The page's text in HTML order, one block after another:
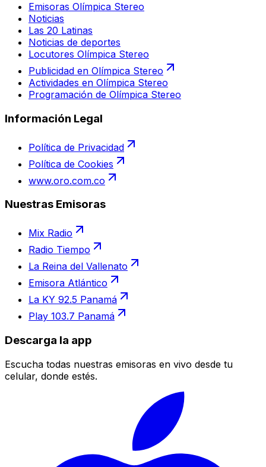
Emisoras Olímpica Stereo
Noticias
Las 20 Latinas
Noticias de deportes
Locutores Olímpica Stereo
Publicidad en Olímpica Stereo
Actividades en Olímpica Stereo
Programación de Olímpica Stereo
Información Legal
Política de Privacidad
Política de Cookies
www.oro.com.co
Nuestras Emisoras
Mix Radio
Radio Tiempo
La Reina del Vallenato
Emisora Atlántico
La KY 92.5 Panamá
Play 103.7 Panamá
Descarga la app
Escucha todas nuestras emisoras en vivo desde tu
celular, donde estés.